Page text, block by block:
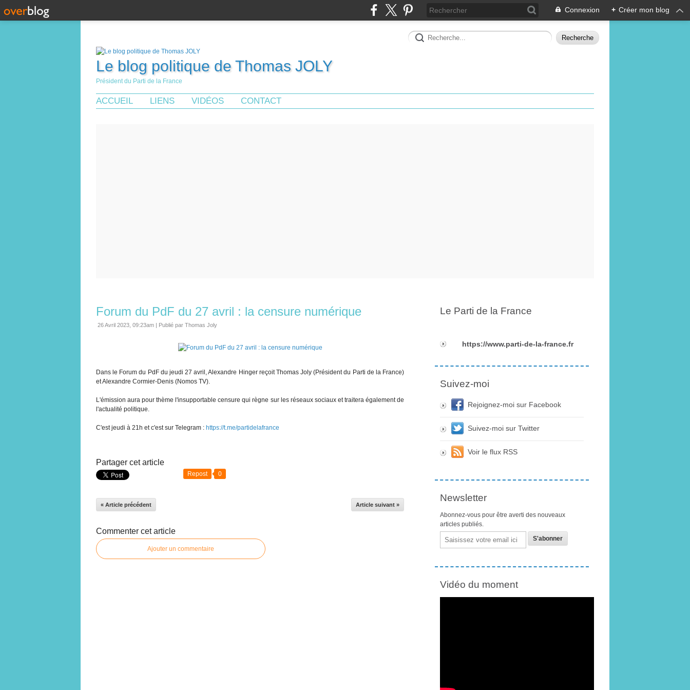
Connexion + Créer mon blog
Le blog politique de Thomas JOLY
Président du Parti de la France
ACCUEIL LIENS VIDÉOS CONTACT
Forum du PdF du 27 avril : la censure numérique
26 Avril 2023, 09:23am | Publié par Thomas Joly
Dans le Forum du PdF du jeudi 27 avril, Alexandre Hinger reçoit Thomas Joly (Président du Parti de la France)
et Alexandre Cormier-Denis (Nomos TV).
L'émission aura pour thème l'insupportable censure qui règne sur les réseaux sociaux et traitera également de
l'actualité politique.
C'est jeudi à 21h et c'est sur Telegram : https://t.me/partidelafrance
Partager cet article
Repost 0
« Article précédent Article suivant »
Commenter cet article
Ajouter un commentaire
Le Parti de la France
https://www.parti-de-la-france.fr
Suivez-moi
Rejoignez-moi sur Facebook
Suivez-moi sur Twitter
Voir le flux RSS
Newsletter
Abonnez-vous pour être averti des nouveaux
articles publiés.
Email
Vidéo du moment